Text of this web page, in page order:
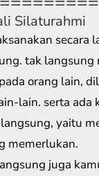
Silaturahmi
secara
tak langsung
orang lain,
lain. serta ada
yaitu
memerlukan.
juga